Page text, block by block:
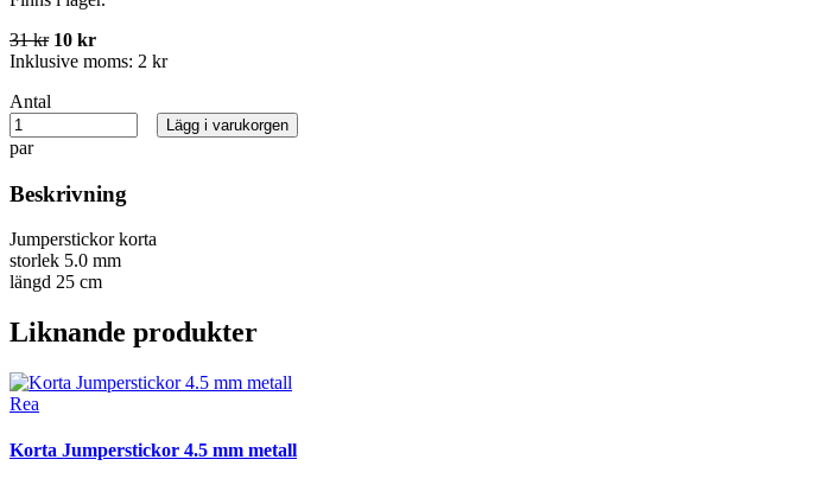
31 kr 10 kr
Inklusive moms: 2 kr
Antal
par
Lägg i varukorgen
Beskrivning
Jumperstickor korta
storlek 5.0 mm
längd 25 cm
Liknande produkter
Rea
Korta Jumperstickor 4.5 mm metall